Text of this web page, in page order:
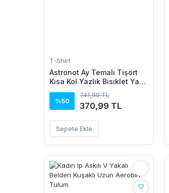
T-Shirt
Astronot Ay Temalı Tişört
Kısa Kol Yazlık Bisiklet Yaka
T-Shirt - Siyah
%50
741,99 TL
370,99 TL
Sepete Ekle